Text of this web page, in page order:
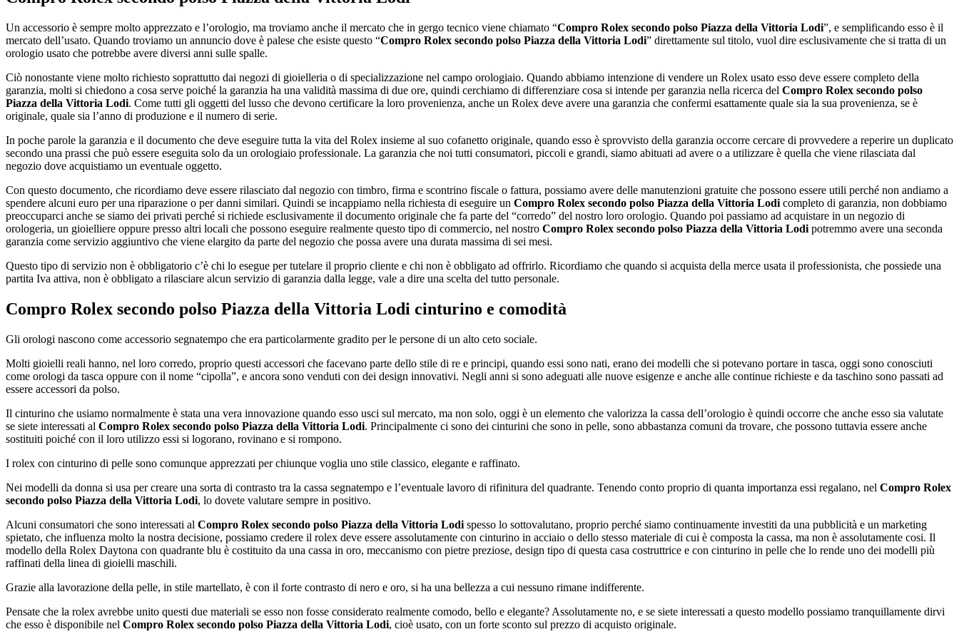
Un accessorio è sempre molto apprezzato e l’orologio, ma troviamo anche il mercato che in gergo tecnico viene chiamato “Compro Rolex secondo polso Piazza della Vittoria Lodi”, e semplificando esso è il
mercato dell’usato. Quando troviamo un annuncio dove è palese che esiste questo “Compro Rolex secondo polso Piazza della Vittoria Lodi” direttamente sul titolo, vuol dire esclusivamente che si tratta di un
orologio usato che potrebbe avere diversi anni sulle spalle.
Ciò nonostante viene molto richiesto soprattutto dai negozi di gioielleria o di specializzazione nel campo orologiaio. Quando abbiamo intenzione di vendere un Rolex usato esso deve essere completo della
garanzia, molti si chiedono a cosa serve poiché la garanzia ha una validità massima di due ore, quindi cerchiamo di differenziare cosa si intende per garanzia nella ricerca del Compro Rolex secondo polso
Piazza della Vittoria Lodi. Come tutti gli oggetti del lusso che devono certificare la loro provenienza, anche un Rolex deve avere una garanzia che confermi esattamente quale sia la sua provenienza, se è
originale, quale sia l’anno di produzione e il numero di serie.
In poche parole la garanzia e il documento che deve eseguire tutta la vita del Rolex insieme al suo cofanetto originale, quando esso è sprovvisto della garanzia occorre cercare di provvedere a reperire un duplicato
secondo una prassi che può essere eseguita solo da un orologiaio professionale. La garanzia che noi tutti consumatori, piccoli e grandi, siamo abituati ad avere o a utilizzare è quella che viene rilasciata dal
negozio dove acquistiamo un eventuale oggetto.
Con questo documento, che ricordiamo deve essere rilasciato dal negozio con timbro, firma e scontrino fiscale o fattura, possiamo avere delle manutenzioni gratuite che possono essere utili perché non andiamo a
spendere alcuni euro per una riparazione o per danni similari. Quindi se incappiamo nella richiesta di eseguire un Compro Rolex secondo polso Piazza della Vittoria Lodi completo di garanzia, non dobbiamo
preoccuparci anche se siamo dei privati perché si richiede esclusivamente il documento originale che fa parte del “corredo” del nostro loro orologio. Quando poi passiamo ad acquistare in un negozio di
orologeria, un gioielliere oppure presso altri locali che possono eseguire realmente questo tipo di commercio, nel nostro Compro Rolex secondo polso Piazza della Vittoria Lodi potremmo avere una seconda
garanzia come servizio aggiuntivo che viene elargito da parte del negozio che possa avere una durata massima di sei mesi.
Questo tipo di servizio non è obbligatorio c’è chi lo esegue per tutelare il proprio cliente e chi non è obbligato ad offrirlo. Ricordiamo che quando si acquista della merce usata il professionista, che possiede una
partita Iva attiva, non è obbligato a rilasciare alcun servizio di garanzia dalla legge, vale a dire una scelta del tutto personale.
Compro Rolex secondo polso Piazza della Vittoria Lodi cinturino e comodità
Gli orologi nascono come accessorio segnatempo che era particolarmente gradito per le persone di un alto ceto sociale.
Molti gioielli reali hanno, nel loro corredo, proprio questi accessori che facevano parte dello stile di re e principi, quando essi sono nati, erano dei modelli che si potevano portare in tasca, oggi sono conosciuti
come orologi da tasca oppure con il nome “cipolla”, e ancora sono venduti con dei design innovativi. Negli anni si sono adeguati alle nuove esigenze e anche alle continue richieste e da taschino sono passati ad
essere accessori da polso.
Il cinturino che usiamo normalmente è stata una vera innovazione quando esso usci sul mercato, ma non solo, oggi è un elemento che valorizza la cassa dell’orologio è quindi occorre che anche esso sia valutate
se siete interessati al Compro Rolex secondo polso Piazza della Vittoria Lodi. Principalmente ci sono dei cinturini che sono in pelle, sono abbastanza comuni da trovare, che possono tuttavia essere anche
sostituiti poiché con il loro utilizzo essi si logorano, rovinano e si rompono.
I rolex con cinturino di pelle sono comunque apprezzati per chiunque voglia uno stile classico, elegante e raffinato.
Nei modelli da donna si usa per creare una sorta di contrasto tra la cassa segnatempo e l’eventuale lavoro di rifinitura del quadrante. Tenendo conto proprio di quanta importanza essi regalano, nel Compro Rolex
secondo polso Piazza della Vittoria Lodi, lo dovete valutare sempre in positivo.
Alcuni consumatori che sono interessati al Compro Rolex secondo polso Piazza della Vittoria Lodi spesso lo sottovalutano, proprio perché siamo continuamente investiti da una pubblicità e un marketing
spietato, che influenza molto la nostra decisione, possiamo credere il rolex deve essere assolutamente con cinturino in acciaio o dello stesso materiale di cui è composta la cassa, ma non è assolutamente cosi. Il
modello della Rolex Daytona con quadrante blu è costituito da una cassa in oro, meccanismo con pietre preziose, design tipo di questa casa costruttrice e con cinturino in pelle che lo rende uno dei modelli più
raffinati della linea di gioielli maschili.
Grazie alla lavorazione della pelle, in stile martellato, è con il forte contrasto di nero e oro, si ha una bellezza a cui nessuno rimane indifferente.
Pensate che la rolex avrebbe unito questi due materiali se esso non fosse considerato realmente comodo, bello e elegante? Assolutamente no, e se siete interessati a questo modello possiamo tranquillamente dirvi
che esso è disponibile nel Compro Rolex secondo polso Piazza della Vittoria Lodi, cioè usato, con un forte sconto sul prezzo di acquisto originale.